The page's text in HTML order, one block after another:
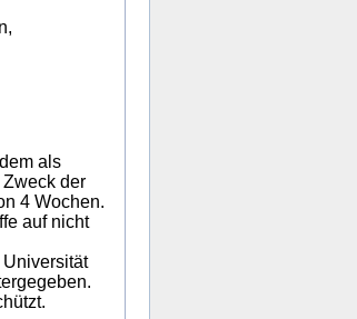
als
der
4 Wochen.
auf nicht